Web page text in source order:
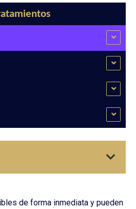
de forma inmediata y pueden